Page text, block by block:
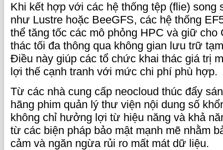
Khi kết hợp với các hệ thống tệp (flie) song
như Lustre hoặc BeeGFS, các hệ thống
thể tăng tốc các mô phỏng HPC và giữ
thác tối đa thông qua không gian lưu trữ
Điều này giúp các tổ chức khai thác giá trị
lợi thế cạnh tranh với mức chi phí phù hợp.
Từ các nhà cung cấp neocloud thúc đẩy
hãng phim quản lý thư viện nội dung số
không chỉ hưởng lợi từ hiệu năng và khả
từ các biện pháp bảo mật mạnh mẽ nhằm
cảm và ngăn ngừa rủi ro mất mát dữ liệu.